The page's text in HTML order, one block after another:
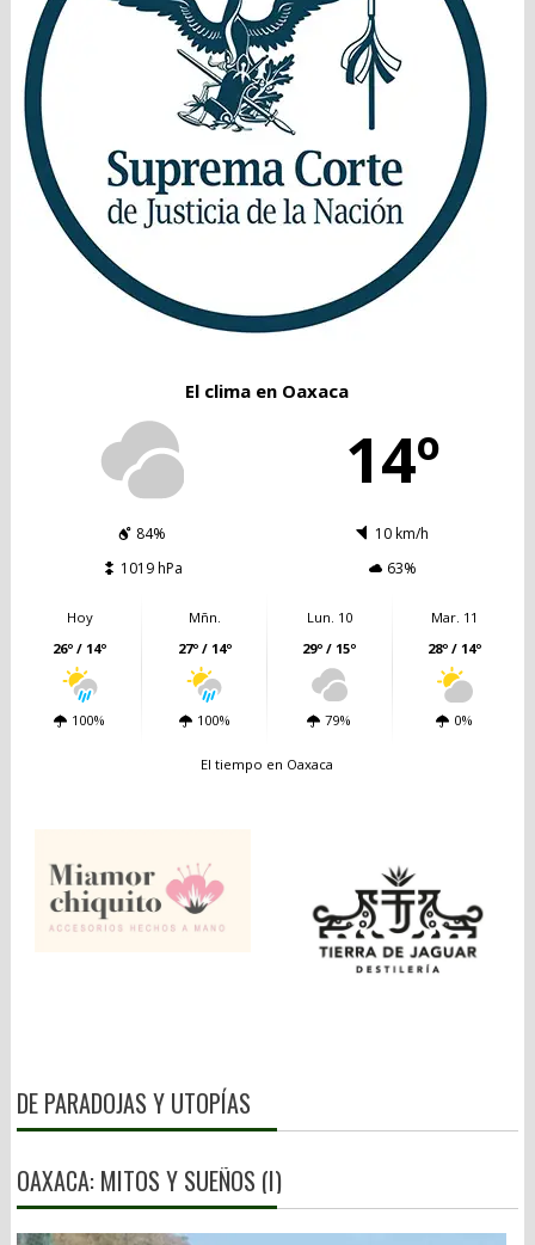
El clima en Oaxaca
14º
84%
10 km/h
1019 hPa
63%
Hoy
26º / 14º
100%
Mñn.
27º / 14º
100%
Lun. 10
29º / 15º
79%
Mar. 11
28º / 14º
0%
El tiempo en Oaxaca
DE PARADOJAS Y UTOPÍAS
OAXACA: MITOS Y SUEÑOS (I)